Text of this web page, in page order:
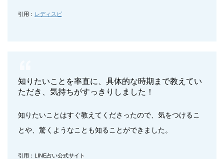
引用： レディスピ
知りたいことを率直に、具体的な時期まで教えてい
ただき、気持ちがすっきりしました！
知りたいことはすぐ教えてくださったので、気をつけるこ
とや、驚くようなことも知ることができました。
引用：LINE占い公式サイト